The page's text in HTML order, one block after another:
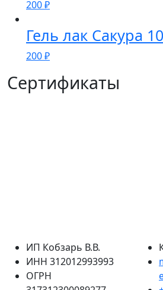
200₽
Гель лак Сакура
200₽
Сертификаты
ИП Кобзарь В.В.
ИНН 312012993993
ОГРН